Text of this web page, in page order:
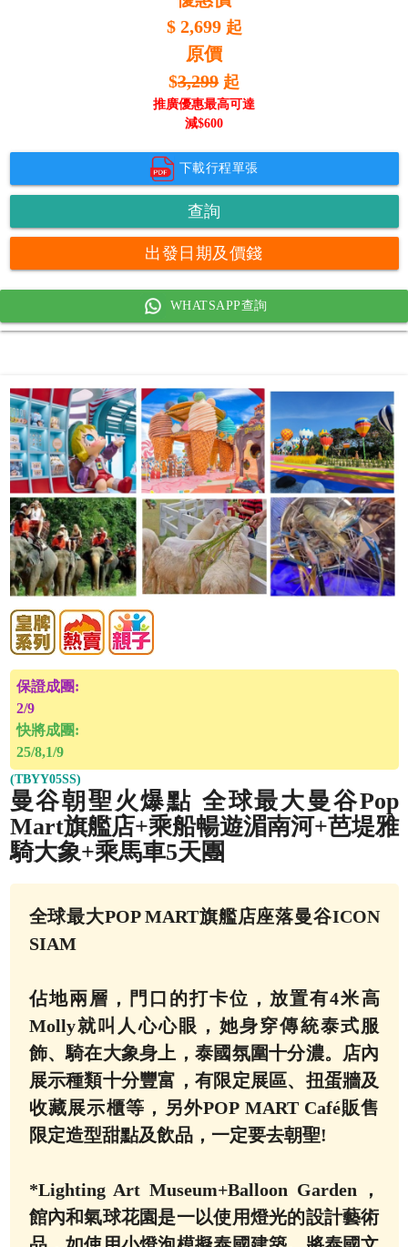
$ 2,699 起
原價
$3,299 起
推廣優惠最高可達
減$600
下載行程單張
查詢
出發日期及價錢
WHATSAPP查詢
保證成團:
2/9
快將成團:
25/8,1/9
(TBYY05SS)
曼谷朝聖火爆點 全球最大曼谷Pop
Mart旗艦店+乘船暢遊湄南河+芭堤雅
騎大象+乘馬車5天團
全球最大POP MART旗艦店座落曼谷ICON
SIAM
佔地兩層，門口的打卡位，放置有4米高
Molly就叫人心心眼，她身穿傳統泰式服
飾、騎在大象身上，泰國氛圍十分濃。店內
展示種類十分豐富，有限定展區、扭蛋牆及
收藏展示櫃等，另外POP MART Café販售
限定造型甜點及飲品，一定要去朝聖!
*Lighting Art Museum+Balloon Garden，
館內和氣球花園是一以使用燈光的設計藝術